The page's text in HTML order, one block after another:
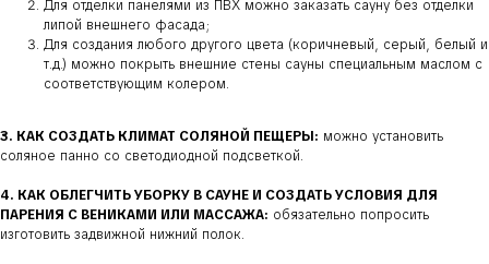
Для отделки панелями из ПВХ можно заказать сауну без отделки
липой внешнего фасада;
Для создания любого другого цвета (коричневый, серый, белый и
т.д.) можно покрыть внешние стены сауны специальным маслом с
соответствующим колером.
3. КАК СОЗДАТЬ КЛИМАТ СОЛЯНОЙ ПЕЩЕРЫ: можно установить
соляное панно со светодиодной подсветкой.
4. КАК ОБЛЕГЧИТЬ УБОРКУ В САУНЕ И СОЗДАТЬ УСЛОВИЯ ДЛЯ
ПАРЕНИЯ С ВЕНИКАМИ ИЛИ МАССАЖА: обязательно попросить
изготовить задвижной нижний полок.